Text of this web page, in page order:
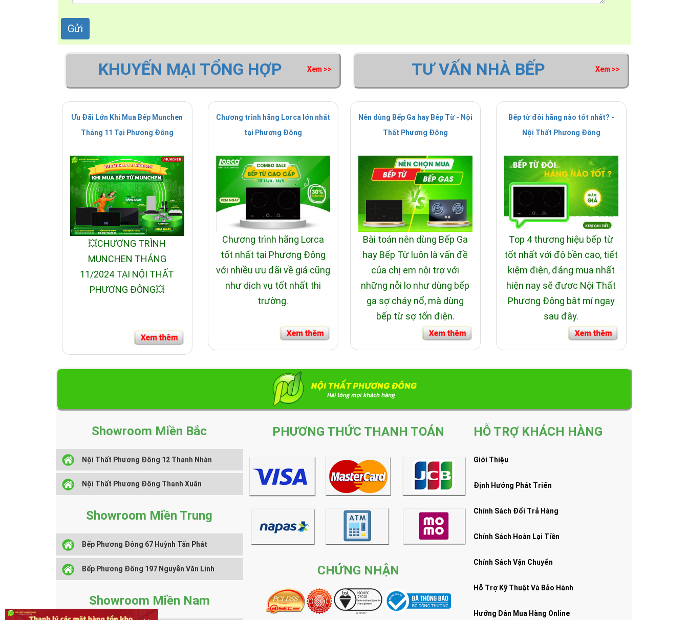
Ảnh giấy chứng nhận Nội Thất Phương Đông là đại lý cấp I của thương hiệuTekado công ty Teka cung cấp
KHUYẾN MẠI TỔNG HỢP Xem >>
Ưu Đãi Lớn Khi Mua Bếp Munchen
Tháng 11 Tại Phương Đông
💥CHƯƠNG TRÌNH
MUNCHEN THÁNG
11/2024 TẠI NỘI THẤT
PHƯƠNG ĐÔNG💥
Chương trình hãng Lorca lớn nhất
tại Phương Đông
Chương trình hãng Lorca
tốt nhất tại Phương Đông
với nhiều ưu đãi về giá cũng
như dịch vụ tốt nhất thị
trường.
TƯ VẤN NHÀ BẾP Xem >>
Nên dùng Bếp Ga hay Bếp Từ - Nội
Thất Phương Đông
Bài toán nên dùng Bếp Ga
hay Bếp Từ luôn là vấn đề
của chị em nội trợ với
những nỗi lo như dùng bếp
ga sợ cháy nổ, mà dùng
bếp từ sợ tốn điện.
Bếp từ đôi hãng nào tốt nhất? -
Nội Thất Phương Đông
Top 4 thương hiệu bếp từ
tốt nhất với độ bền cao, tiết
kiệm điện, đáng mua nhất
hiện nay sẽ được Nội Thất
Phương Đông bật mí ngay
sau đây.
Showroom Miền Bắc
Nội Thất Phương Đông 12 Thanh Nhàn
Nội Thất Phương Đông Thanh Xuân
Showroom Miền Trung
Bếp Phương Đông 67 Huỳnh Tấn Phát
Bếp Phương Đông 197 Nguyễn Văn Linh
Showroom Miền Nam
PHƯƠNG THỨC THANH TOÁN
CHỨNG NHẬN
HỖ TRỢ KHÁCH HÀNG
Giới Thiệu
Định Hướng Phát Triển
Chính Sách Đổi Trả Hàng
Chính Sách Hoàn Lại Tiền
Chính Sách Vận Chuyển
Hỗ Trợ Kỹ Thuật Và Bảo Hành
Hướng Dẫn Mua Hàng Online